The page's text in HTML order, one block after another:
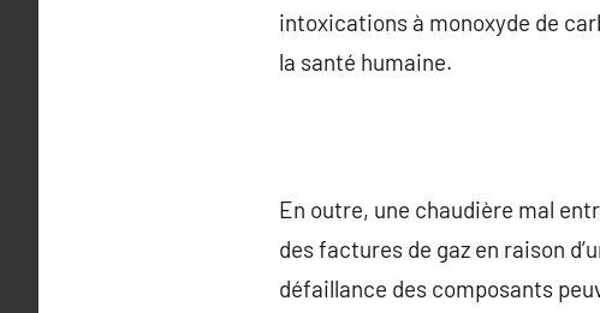
intoxications à monoxyde de
la santé humaine.
En outre, une chaudière mal
des factures de gaz en raison
défaillance des composants